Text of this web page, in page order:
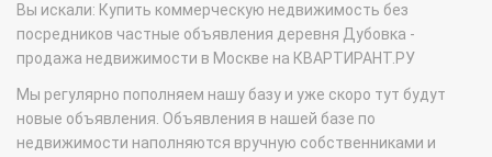
Вы искали: Купить коммерческую недвижимость без
посредников частные объявления деревня Дубовка -
продажа недвижимости в Москве на КВАРТИРАНТ.РУ
Мы регулярно пополняем нашу базу и уже скоро тут будут
новые объявления. Объявления в нашей базе по
недвижимости наполняются вручную собственниками и